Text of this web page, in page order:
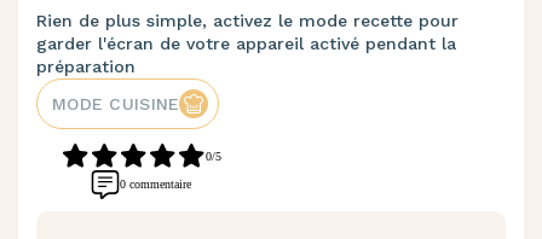
Rien de plus simple, activez le mode recette pour
garder l'écran de votre appareil activé pendant la
préparation
MODE CUISINE
0/5
0 commentaire